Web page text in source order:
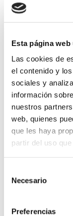
Esta página
Las cookies de
el contenido y
sociales y
información
nuestros
web, quienes
que les haya
partir del uso
de cookies
Necesario
Preferencias